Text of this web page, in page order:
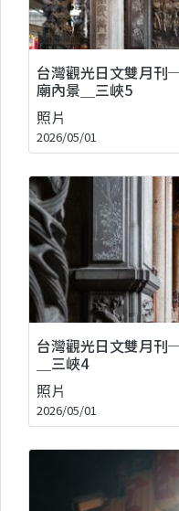
台灣觀光日文雙月刊
廟內景＿三峽5
照片
2026/05/01
台灣觀光日文雙月刊
＿三峽4
照片
2026/05/01